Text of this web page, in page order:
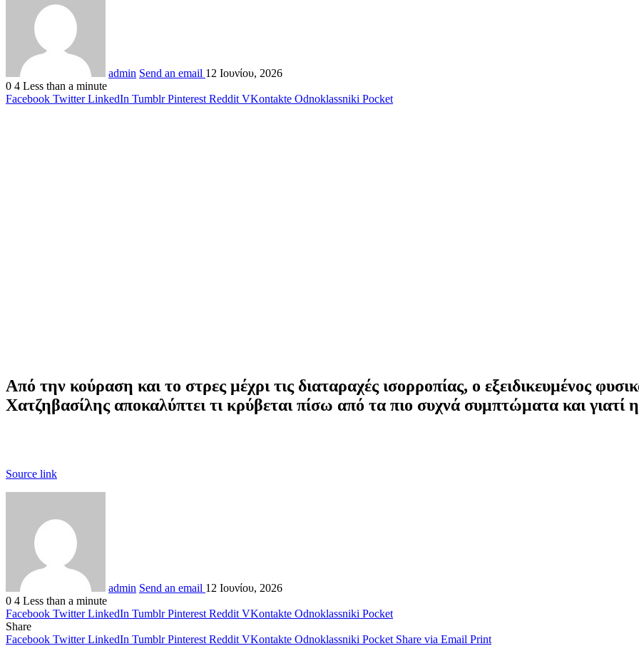
admin Send an email 12 Ιουνίου, 2026
0 4 Less than a minute
Facebook Twitter LinkedIn Tumblr Pinterest Reddit VKontakte Odnoklassniki Pocket
Από την κούραση και το στρες μέχρι τις διαταραχές ισορροπίας, ο εξειδικευμένος
Χατζηβασίλης αποκαλύπτει τι κρύβεται πίσω από τα πιο συχνά συμπτώματα και γιατί
Source link
admin Send an email 12 Ιουνίου, 2026
0 4 Less than a minute
Facebook Twitter LinkedIn Tumblr Pinterest Reddit VKontakte Odnoklassniki Pocket
Share
Facebook Twitter LinkedIn Tumblr Pinterest Reddit VKontakte Odnoklassniki Pocket Share via Email Print